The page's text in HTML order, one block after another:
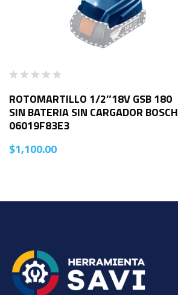
ROTOMARTILLO 1/2″18V GSB 180
SIN BATERIA SIN CARGADOR BOSCH
06019F83E3
$1,100.00